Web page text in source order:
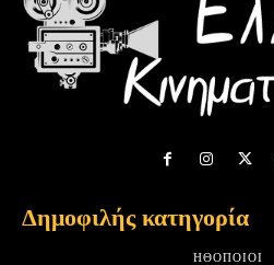
Δημοφιλής κατηγορία
HΘΟΠΟΙΟΊ